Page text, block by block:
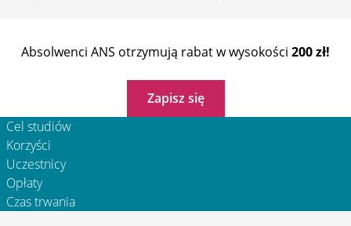
Absolwenci ANS otrzymują rabat w wysokości 200 zł!
Zapisz się
Cel studiów
Korzyści
Uczestnicy
Opłaty
Czas trwania